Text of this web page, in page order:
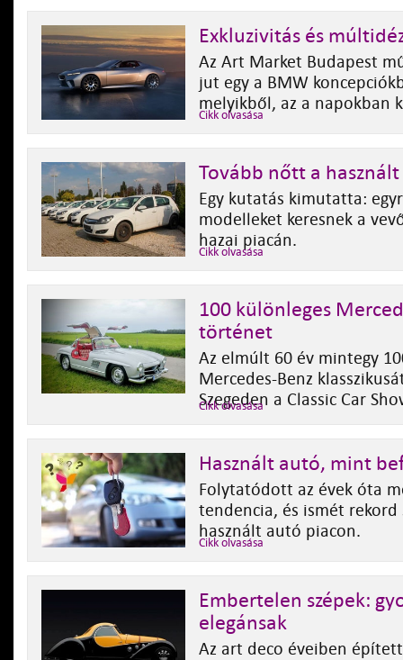
Exkluzivitás és
Az Art Market Budapest
jut egy a BMW
melyikből, az a napokban
Cikk olvasása
Tovább nőtt a
Egy kutatás kimutatta:
modelleket keresnek a
hazai piacán.
Cikk olvasása
100 különleges
történet
Az elmúlt 60 év mintegy
Mercedes-Benz
Szegeden a Classic Car
Cikk olvasása
Használt autó, mint
Folytatódott az évek óta
tendencia, és ismét
használt autó piacon.
Cikk olvasása
Embertelen szépek:
elegánsak
Az art deco éveiben